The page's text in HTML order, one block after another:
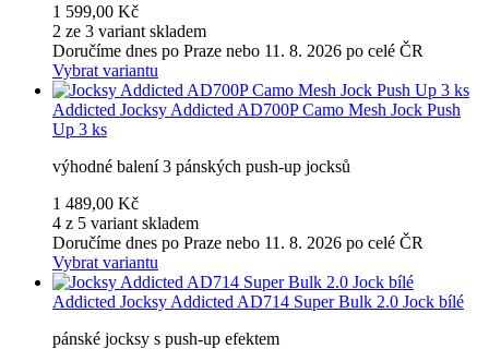
1 599,00 Kč
2 ze 3 variant skladem
Doručíme dnes po Praze nebo 11. 8. 2026 po celé ČR
Vybrat variantu
Addicted Jocksy Addicted AD700P Camo Mesh Jock Push
Up 3 ks
výhodné balení 3 pánských push-up jocksů
1 489,00 Kč
4 z 5 variant skladem
Doručíme dnes po Praze nebo 11. 8. 2026 po celé ČR
Vybrat variantu
Addicted Jocksy Addicted AD714 Super Bulk 2.0 Jock bílé
pánské jocksy s push-up efektem